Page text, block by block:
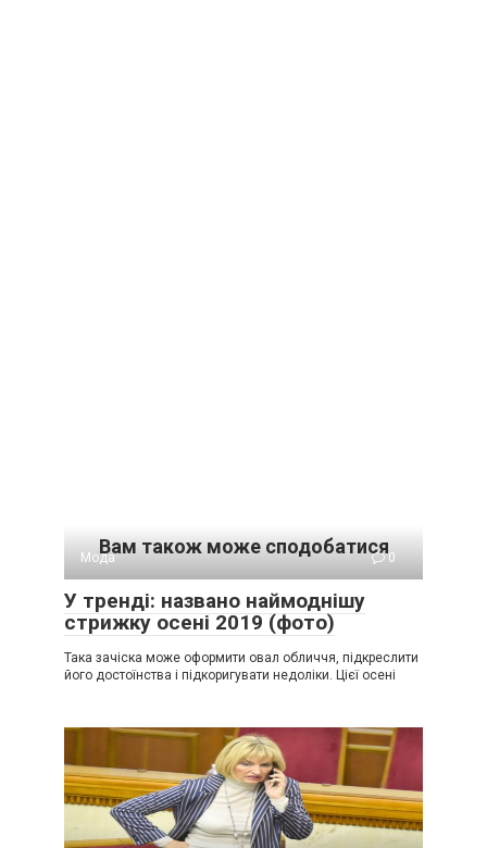
Вам також може сподобатися
Мода 0
У тренді: названо наймоднішу
стрижку осені 2019 (фото)
Така зачіска може оформити овал обличчя, підкреслити
його достоїнства і підкоригувати недоліки. Цієї осені